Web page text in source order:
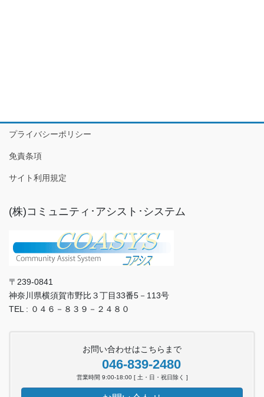
プライバシーポリシー
免責条項
サイト利用規定
(株)コミュニティ･アシスト･システム
〒239-0841
神奈川県横須賀市野比３丁目33番5－113号
TEL : ０４６－８３９－２４８０
お問い合わせはこちらまで
046-839-2480
営業時間 9:00-18:00 [ 土・日・祝日除く ]